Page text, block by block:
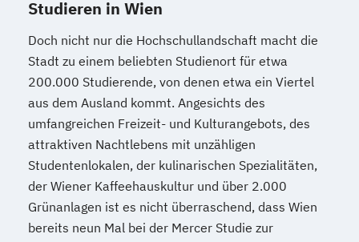
Spanisch Sprachkurs B1
Spanisch Sprachkurs C2
Spezialist*in Automatisierungstechnik
Spezialist*in Big Data
Spezialist*in CAD Konstruktion und
Simulation
Spezialist*in Controlling
Spezialist*in Embedded Systems
Spezialist*in Industrial Data Science
Studieren in Wien
Doch nicht nur die Hochschullandschaft macht die
Stadt zu einem beliebten Studienort für etwa
200.000 Studierende, von denen etwa ein Viertel
aus dem Ausland kommt. Angesichts des
umfangreichen Freizeit- und Kulturangebots, des
attraktiven Nachtlebens mit unzähligen
Studentenlokalen, der kulinarischen Spezialitäten,
der Wiener Kaffeehauskultur und über 2.000
Grünanlagen ist es nicht überraschend, dass Wien
bereits neun Mal bei der Mercer Studie zur